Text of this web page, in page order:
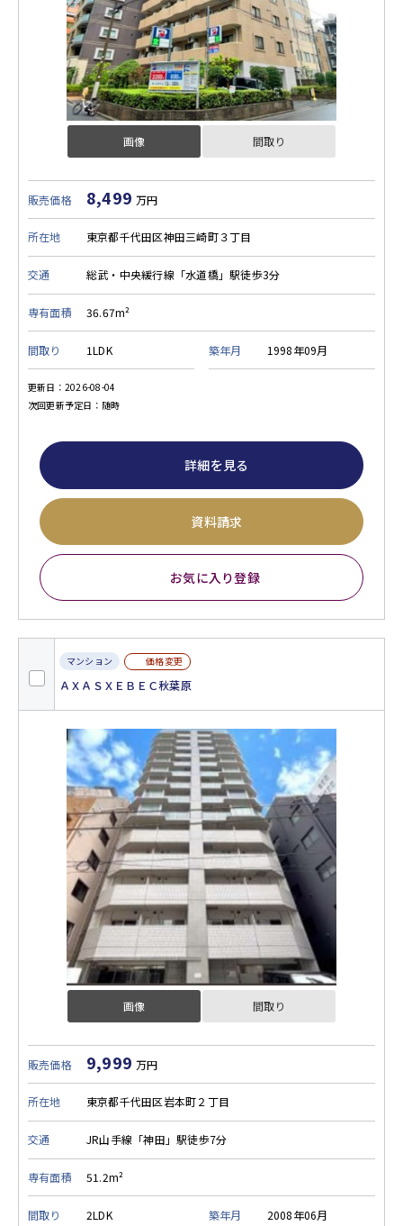
画像 間取り
販売価格 8,499 万円
所在地 東京都千代田区神田三崎町３丁目
交通 総武・中央緩行線「水道橋」駅徒歩3分
専有面積 36.67m²
間取り 1LDK 築年月 1998年09月
更新日：2026-08-04
次回更新予定日：随時
詳細を見る
資料請求
お気に入り登録
マンション 価格変更
ＡＸＡＳＸＥＢＥＣ秋葉原
画像 間取り
販売価格 9,999 万円
所在地 東京都千代田区岩本町２丁目
交通 JR山手線「神田」駅徒歩7分
専有面積 51.2m²
間取り 2LDK 築年月 2008年06月